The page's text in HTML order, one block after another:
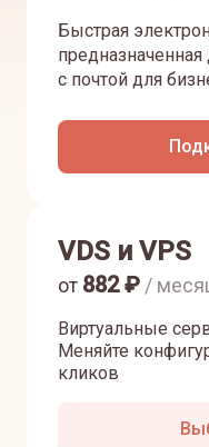
Быстрая
с почтой для
VDS и VPS
Виртуальные
Меняйте
кликов
от 882₽ /